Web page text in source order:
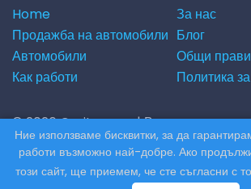
Home
Продажба на автомобили
Автомобили
Как работи
За нас
Блог
Общи
Политика
© 2026 Carito.com. | Всички права
Купуваме вашия автомобил на най-
Powered by
CodiCo.io
Ние използваме бисквитки, за да
работи възможно най-добре. Ако
този сайт, ще приемем, че сте съгласни с